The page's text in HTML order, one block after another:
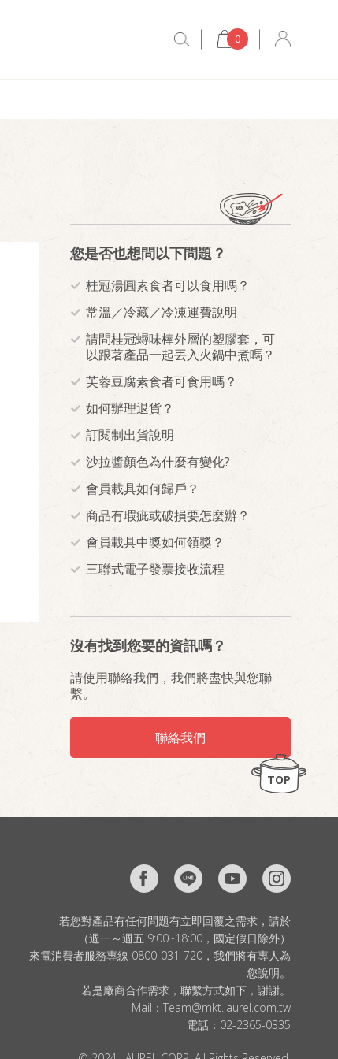
0
您是否也想問以下問題？
桂冠湯圓素食者可以食用嗎？
常溫／冷藏／冷凍運費說明
請問桂冠蟳味棒外層的塑膠套，可
以跟著產品一起丟入火鍋中煮嗎？
芙蓉豆腐素食者可食用嗎？
如何辦理退貨？
訂閱制出貨說明
沙拉醬顏色為什麼有變化?
會員載具如何歸戶？
商品有瑕疵或破損要怎麼辦？
會員載具中獎如何領獎？
三聯式電子發票接收流程
沒有找到您要的資訊嗎？
請使用聯絡我們，我們將盡快與您聯
繫。
聯絡我們
TOP
若您對產品有任何問題有立即回覆之需求，請於
（週一～週五 9:00~18:00，國定假日除外）
來電消費者服務專線 0800-031-720，我們將有專人為
您說明。
若是廠商合作需求，聯繫方式如下，謝謝。
Mail： Team@mkt.laurel.com.tw
電話： 02-2365-0335